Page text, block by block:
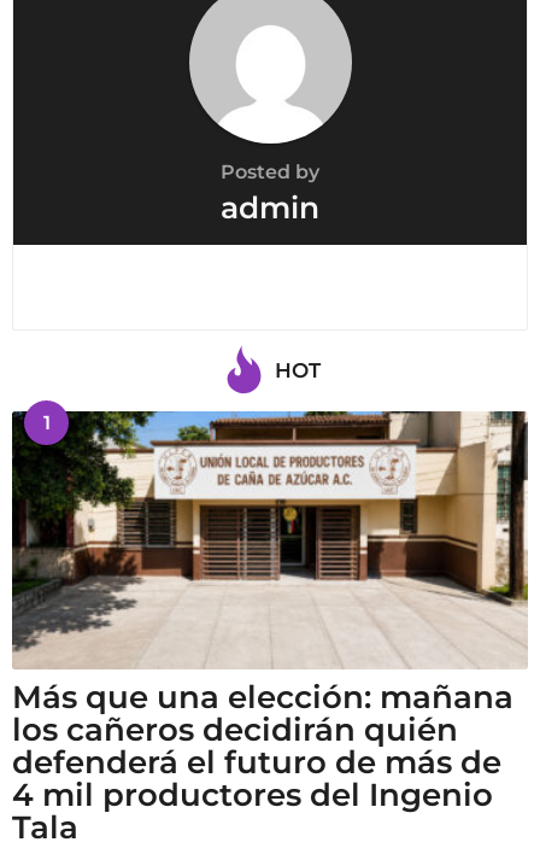
Posted by
admin
HOT
1
Más que una elección: mañana
los cañeros decidirán quién
defenderá el futuro de más de
4 mil productores del Ingenio
Tala